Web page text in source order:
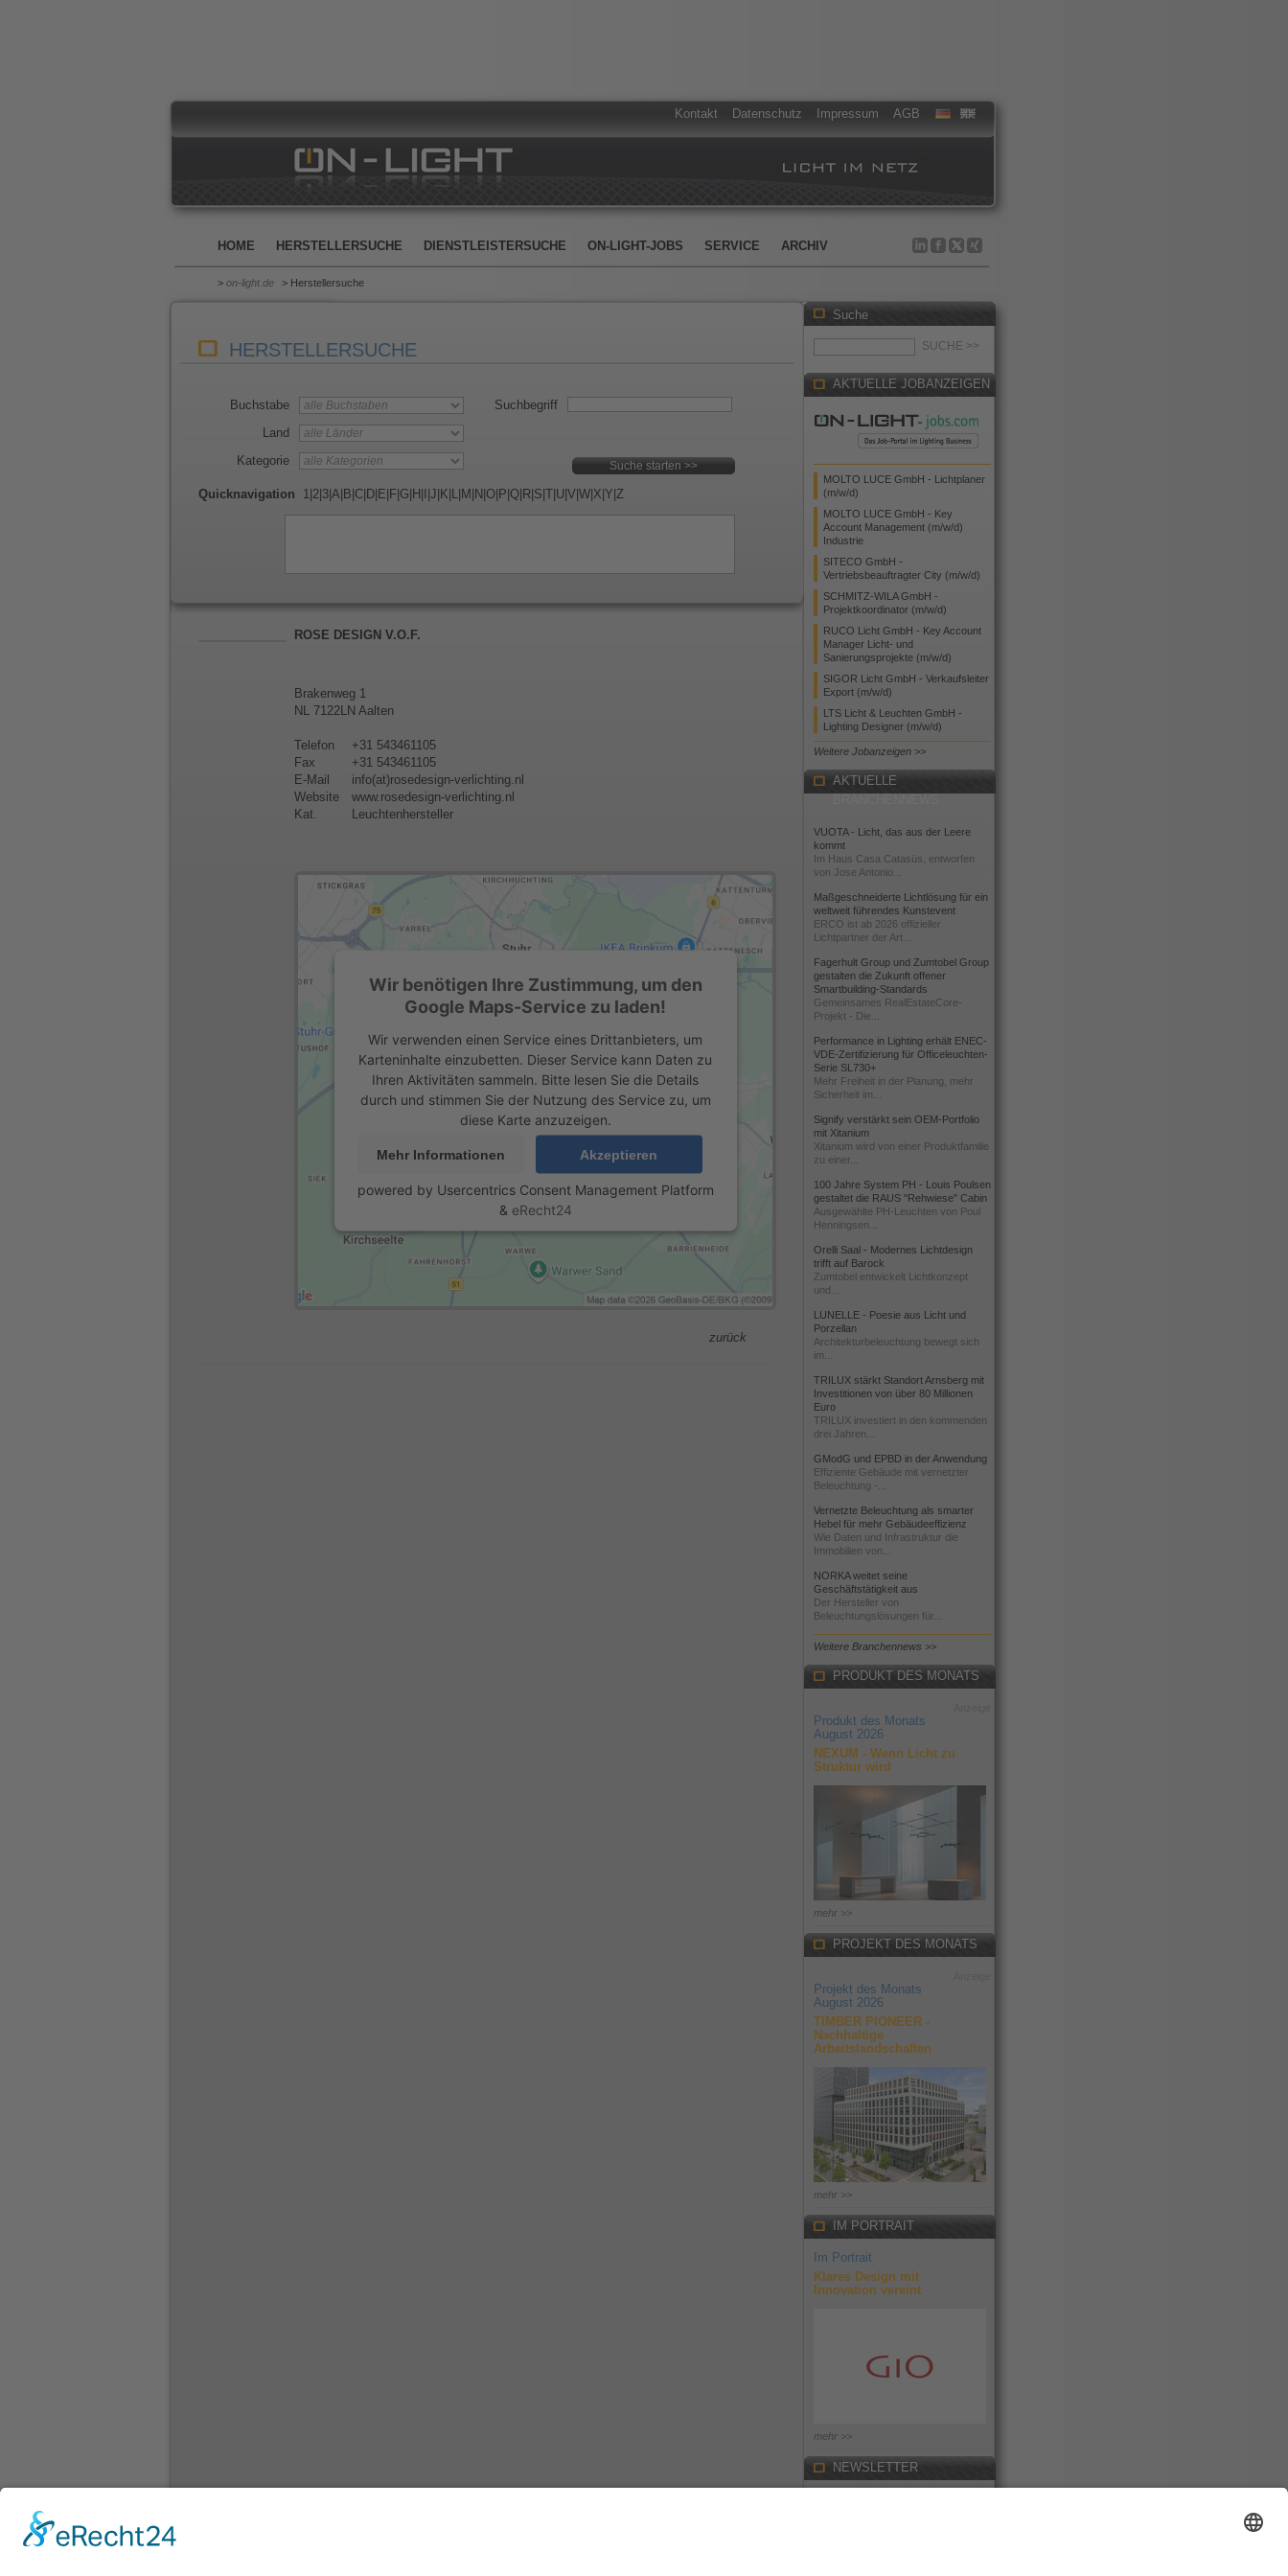
Kontakt Datenschutz Impressum AGB
HOME HERSTELLERSUCHE DIENSTLEISTERSUCHE ON-LIGHT-JOBS SERVICE ARCHIV
> on-light.de > Herstellersuche
HERSTELLERSUCHE
Buchstabe
Land
Kategorie
Suchbegriff
Quicknavigation 1 2 3 A B C D E F G H J K L M N O P Q R S T U V W X Y Z
ROSE DESIGN V.O.F.
Brakenweg 1
NL 7122LN Aalten
Telefon
+31 543461105
Fax
+31 543461105
E-Mail
info(at)rosedesign-verlichting.nl
Website
www.rosedesign-verlichting.nl
Kat.
Leuchtenhersteller
Wir benötigen Ihre Zustimmung, um den
Google Maps-Service zu laden!
Wir verwenden einen Service eines Drittanbieters, um
Karteninhalte einzubetten. Dieser Service kann Daten zu
Ihren Aktivitäten sammeln. Bitte lesen Sie die Details
durch und stimmen Sie der Nutzung des Service zu, um
diese Karte anzuzeigen.
Mehr Informationen Akzeptieren
powered by Usercentrics Consent Management Platform
& eRecht24
zurück
Suche
AKTUELLE JOBANZEIGEN
MOLTO LUCE GmbH - Lichtplaner
(m/w/d)
MOLTO LUCE GmbH - Key
Account Management (m/w/d)
Industrie
SITECO GmbH -
Vertriebsbeauftragter City (m/w/d)
SCHMITZ-WILA GmbH -
Projektkoordinator (m/w/d)
RUCO Licht GmbH - Key Account
Manager Licht- und
Sanierungsprojekte (m/w/d)
SIGOR Licht GmbH - Verkaufsleiter
Export (m/w/d)
LTS Licht & Leuchten GmbH -
Lighting Designer (m/w/d)
Weitere Jobanzeigen >>
AKTUELLE
VUOTA - Licht, das aus der Leere
kommt
Im Haus Casa Catasüs, entworfen
von Jose Antonio...
Maßgeschneiderte Lichtlösung für ein
weltweit führendes Kunstevent
ERCO ist ab 2026 offizieller
Lichtpartner der Art...
Fagerhult Group und Zumtobel Group
gestalten die Zukunft offener
Smartbuilding-Standards
Gemeinsames RealEstateCore-
Projekt - Die...
Performance in Lighting erhält ENEC-
VDE-Zertifizierung für Officeleuchten-
Serie SL730+
Mehr Freiheit in der Planung, mehr
Sicherheit im...
Signify verstärkt sein OEM-Portfolio
mit Xitanium
Xitanium wird von einer Produktfamilie
zu einer...
100 Jahre System PH - Louis Poulsen
gestaltet die RAUS "Rehwiese" Cabin
Ausgewählte PH-Leuchten von Poul
Henningsen...
Orelli Saal - Modernes Lichtdesign
trifft auf Barock
Zumtobel entwickelt Lichtkonzept
und...
LUNELLE - Poesie aus Licht und
Porzellan
Architekturbeleuchtung bewegt sich
im...
TRILUX stärkt Standort Arnsberg mit
Investitionen von über 80 Millionen
Euro
TRILUX investiert in den kommenden
drei Jahren...
GModG und EPBD in der Anwendung
Effiziente Gebäude mit vernetzter
Beleuchtung -...
Vernetzte Beleuchtung als smarter
Hebel für mehr Gebäudeeffizienz
Wie Daten und Infrastruktur die
Immobilien von...
NORKA weitet seine
Geschäftstätigkeit aus
Der Hersteller von
Beleuchtungslösungen für...
Weitere Branchennews >>
PRODUKT DES MONATS
Produkt des Monats
August 2026
NEXUM - Wenn Licht zu
Struktur wird
mehr >>
PROJEKT DES MONATS
Projekt des Monats
August 2026
TIMBER PIONEER -
Nachhaltige
Arbeitslandschaften
mehr >>
IM PORTRAIT
Im Portrait
Klares Design mit
Innovation vereint
mehr >>
NEWSLETTER